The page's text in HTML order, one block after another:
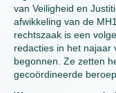
van Veiligheid en
afwikkeling van de
rechtszaak is een
redacties in het najaar
begonnen. Ze zetten
gecoördineerde